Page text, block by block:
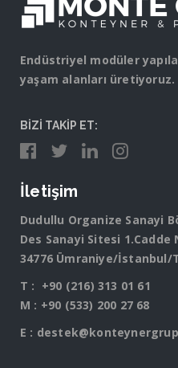
Endüstriyel modüler
yaşam alanları üretiyoruz.
BİZİ TAKİP ET:
İletişim
Dudullu Organize Sanayi
Des Sanayi Sitesi 1.Cadde
34776 Ümraniye/İstanbul/
T : +90 (216) 313 01 61
M : +90 (533) 200 27 68
E :